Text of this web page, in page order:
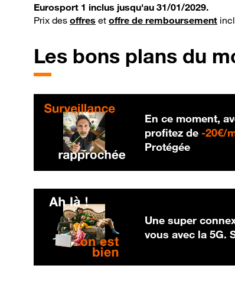
Eurosport 1 inclus jusqu'au 31/01/2029.
Prix des offres et offre de remboursement
Les bons plans du
En ce moment,
profitez de -20€/
Protégée
Une super
vous avec la 5G.